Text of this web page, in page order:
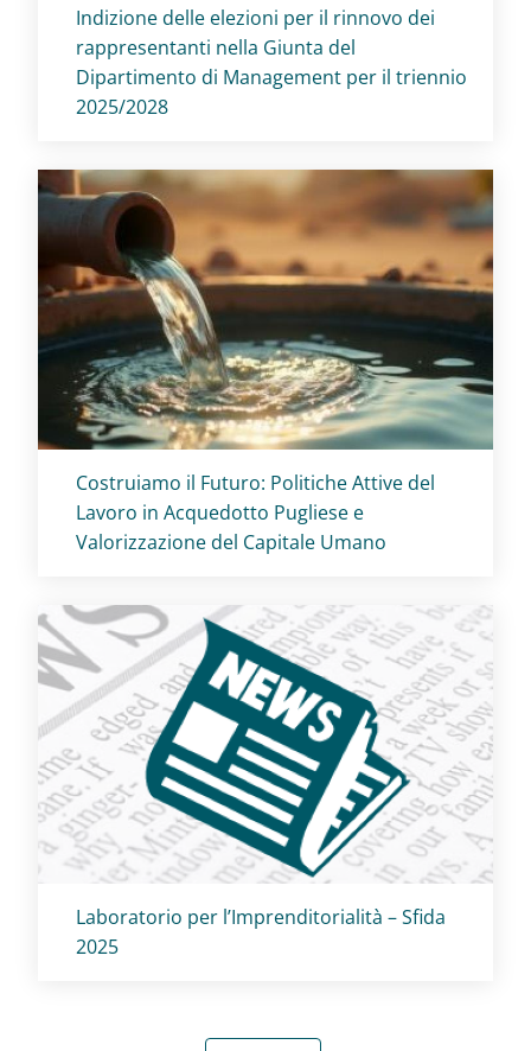
Titolo card:
Indizione delle elezioni per il rinnovo dei
rappresentanti nella Giunta del
Dipartimento di Management per il triennio
2025/2028
Titolo card:
Costruiamo il Futuro: Politiche Attive del
Lavoro in Acquedotto Pugliese e
Valorizzazione del Capitale Umano
Titolo card:
Laboratorio per l’Imprenditorialità – Sfida
2025